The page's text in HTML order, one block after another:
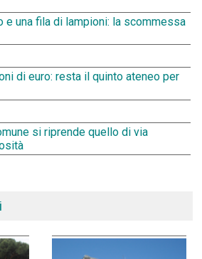
e una fila di lampioni: la scommessa
di euro: resta il quinto ateneo per
si riprende quello di via